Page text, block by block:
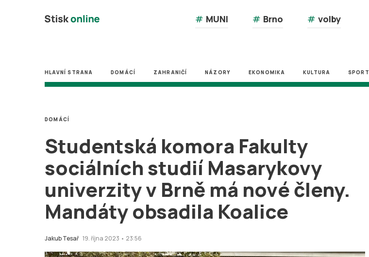
# MUNI # Brno # volby
HLAVNÍ STRANA DOMÁCÍ ZAHRANIČÍ NÁZORY EKONOMIKA KULTURA SPORT
Studentská komora Fakulty
sociálních studií Masarykovy
univerzity v Brně má nové členy.
Mandáty obsadila Koalice
Jakub Tesař 19. října 2023 • 23:56
DOMÁCÍ